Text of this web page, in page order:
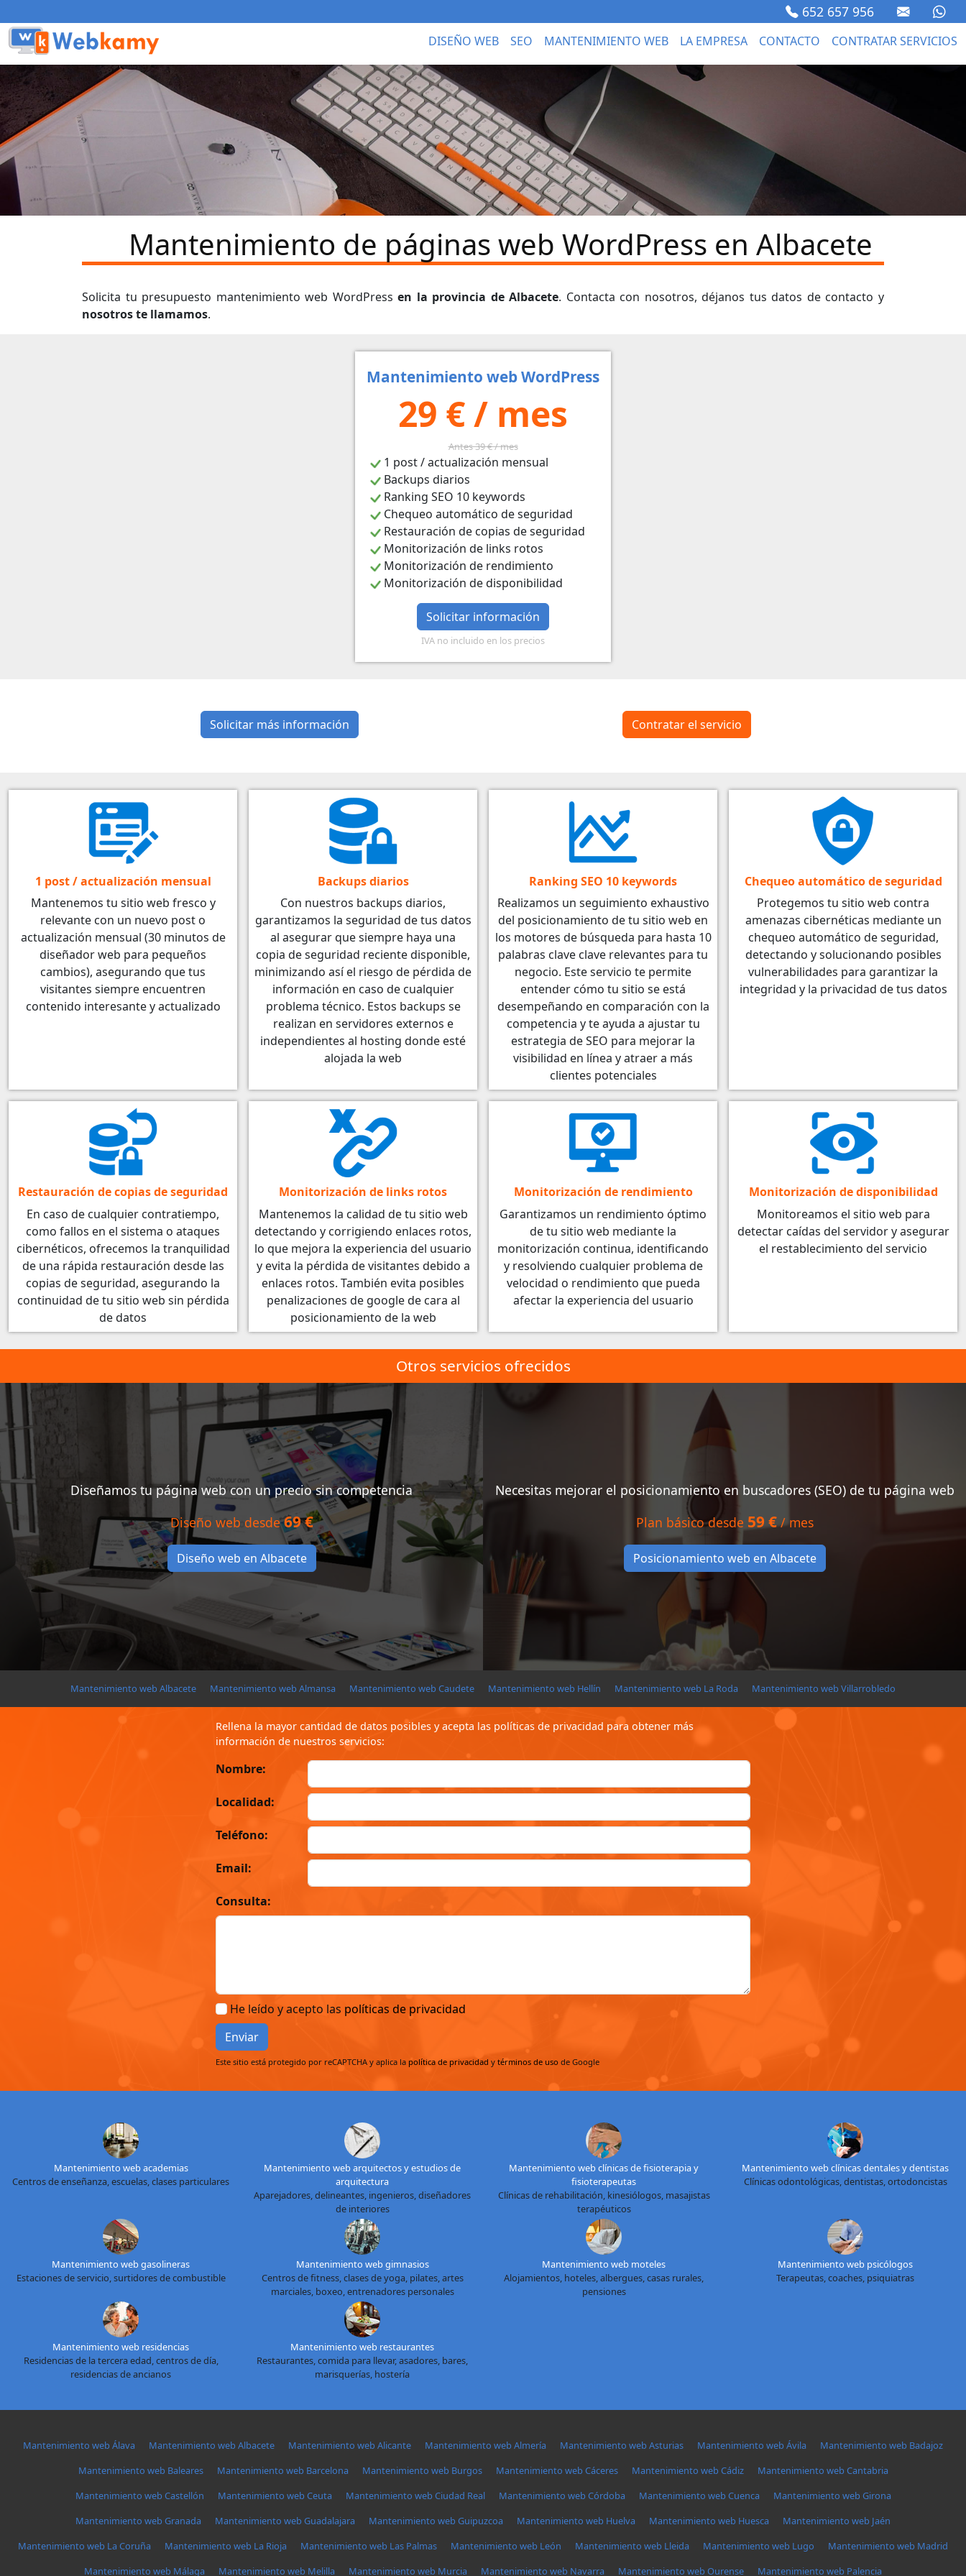
652 657 956
DISEÑO WEB SEO MANTENIMIENTO WEB LA EMPRESA CONTACTO CONTRATAR SERVICIOS
Mantenimiento de páginas web WordPress en Albacete
Solicita tu presupuesto mantenimiento web WordPressen la provincia de Albacete. Contacta con nosotros, déjanos tus datos de contacto y
nosotros te llamamos.
Mantenimiento web WordPress
29 € / mes
Antes 39 € / mes
1 post / actualización mensual
Backups diarios
Ranking SEO 10 keywords
Chequeo automático de seguridad
Restauración de copias de seguridad
Monitorización de links rotos
Monitorización de rendimiento
Monitorización de disponibilidad
Solicitar información
IVA no incluido en los precios
Solicitar más información Contratar el servicio
1 post / actualización mensual
Mantenemos tu sitio web fresco y
relevante con un nuevo post o
actualización mensual (30 minutos de
diseñador web para pequeños
cambios), asegurando que tus
visitantes siempre encuentren
contenido interesante y actualizado
Backups diarios
Con nuestros backups diarios,
garantizamos la seguridad de tus datos
al asegurar que siempre haya una
copia de seguridad reciente disponible,
minimizando así el riesgo de pérdida de
información en caso de cualquier
problema técnico. Estos backups se
realizan en servidores externos e
independientes al hosting donde esté
alojada la web
Ranking SEO 10 keywords
Realizamos un seguimiento exhaustivo
del posicionamiento de tu sitio web en
los motores de búsqueda para hasta 10
palabras clave clave relevantes para tu
negocio. Este servicio te permite
entender cómo tu sitio se está
desempeñando en comparación con la
competencia y te ayuda a ajustar tu
estrategia de SEO para mejorar la
visibilidad en línea y atraer a más
clientes potenciales
Chequeo automático de seguridad
Protegemos tu sitio web contra
amenazas cibernéticas mediante un
chequeo automático de seguridad,
detectando y solucionando posibles
vulnerabilidades para garantizar la
integridad y la privacidad de tus datos
Restauración de copias de seguridad
En caso de cualquier contratiempo,
como fallos en el sistema o ataques
cibernéticos, ofrecemos la tranquilidad
de una rápida restauración desde las
copias de seguridad, asegurando la
continuidad de tu sitio web sin pérdida
de datos
Monitorización de links rotos
Mantenemos la calidad de tu sitio web
detectando y corrigiendo enlaces rotos,
lo que mejora la experiencia del usuario
y evita la pérdida de visitantes debido a
enlaces rotos. También evita posibles
penalizaciones de google de cara al
posicionamiento de la web
Monitorización de rendimiento
Garantizamos un rendimiento óptimo
de tu sitio web mediante la
monitorización continua, identificando
y resolviendo cualquier problema de
velocidad o rendimiento que pueda
afectar la experiencia del usuario
Monitorización de disponibilidad
Monitoreamos el sitio web para
detectar caídas del servidor y asegurar
el restablecimiento del servicio
Otros servicios ofrecidos
Diseñamos tu página web con un precio sin competencia
Diseño web desde69 €
Diseño web en Albacete
Necesitas mejorar el posicionamiento en buscadores (SEO) de tu página web
Plan básico desde 59 €/ mes
Posicionamiento web en Albacete
Mantenimiento web Albacete Mantenimiento web Almansa Mantenimiento web Caudete Mantenimiento web Hellín Mantenimiento web La Roda Mantenimiento web Villarrobledo
Rellena la mayor cantidad de datos posibles y acepta las políticas de privacidad para obtener más
información de nuestros servicios:
Nombre:
Localidad:
Teléfono:
Email:
Consulta:
He leído y acepto las políticas de privacidad
Enviar
Este sitio está protegido por reCAPTCHA y aplica la política de privacidad y términos de uso de Google
Mantenimiento web academias
Centros de enseñanza, escuelas, clases particulares
Mantenimiento web arquitectos y estudios de
arquitectura
Aparejadores, delineantes, ingenieros, diseñadores
de interiores
Mantenimiento web clínicas de fisioterapia y
fisioterapeutas
Clínicas de rehabilitación, kinesiólogos, masajistas
terapéuticos
Mantenimiento web clínicas dentales y dentistas
Clínicas odontológicas, dentistas, ortodoncistas
Mantenimiento web gasolineras
Estaciones de servicio, surtidores de combustible
Mantenimiento web gimnasios
Centros de fitness, clases de yoga, pilates, artes
marciales, boxeo, entrenadores personales
Mantenimiento web moteles
Alojamientos, hoteles, albergues, casas rurales,
pensiones
Mantenimiento web psicólogos
Terapeutas, coaches, psiquiatras
Mantenimiento web residencias
Residencias de la tercera edad, centros de día,
residencias de ancianos
Mantenimiento web restaurantes
Restaurantes, comida para llevar, asadores, bares,
marisquerías, hostería
Mantenimiento web Álava Mantenimiento web Albacete Mantenimiento web Alicante Mantenimiento web Almería Mantenimiento web Asturias Mantenimiento web Ávila
Mantenimiento web Badajoz
Mantenimiento web Baleares
Mantenimiento web Barcelona Mantenimiento web Burgos Mantenimiento web Cáceres Mantenimiento web Cádiz
Mantenimiento web Cantabria
Mantenimiento web Castellón
Mantenimiento web Ceuta Mantenimiento web Ciudad Real Mantenimiento web Córdoba Mantenimiento web Cuenca
Mantenimiento web Girona
Mantenimiento web Granada
Mantenimiento web Guadalajara Mantenimiento web Guipuzcoa Mantenimiento web Huelva Mantenimiento web Huesca
Mantenimiento web Jaén
Mantenimiento web La Coruña
Mantenimiento web La Rioja Mantenimiento web Las Palmas Mantenimiento web León Mantenimiento web Lleida Mantenimiento web Lugo
Mantenimiento web Madrid
Mantenimiento web Málaga
Mantenimiento web Melilla Mantenimiento web Murcia Mantenimiento web Navarra Mantenimiento web Ourense Mantenimiento web Palencia